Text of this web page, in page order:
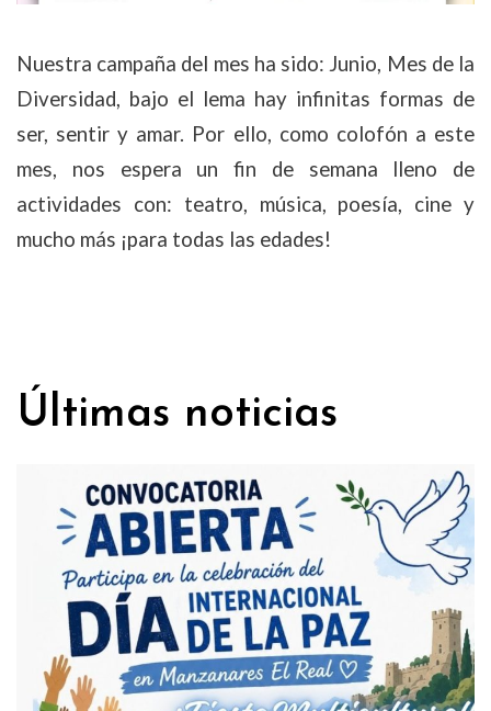
Nuestra campaña del mes ha sido: Junio, Mes de la
Diversidad, bajo el lema hay infinitas formas de
ser, sentir y amar. Por ello, como colofón a este
mes, nos espera un fin de semana lleno de
actividades con: teatro, música, poesía, cine y
mucho más ¡para todas las edades!
Últimas noticias